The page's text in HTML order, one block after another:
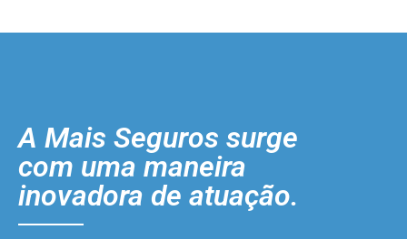
A Mais Seguros surge
com uma maneira
inovadora de atuação.